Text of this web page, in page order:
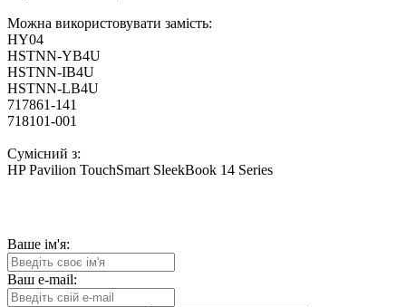
Можна використовувати замість:
HY04
HSTNN-YB4U
HSTNN-IB4U
HSTNN-LB4U
717861-141
718101-001
Сумісний з:
HP Pavilion TouchSmart SleekBook 14 Series
Ваше ім'я:
Ваш e-mail: